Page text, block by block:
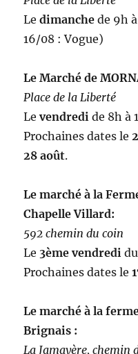
Le dimanchede 9h
16/08 : Vogue)
Le Marché de
Place de la Liberté
Le vendredide 8h à
Prochaines dates le
28 août.
Le marché à la
Chapelle Villard:
592 chemin du coin
Le 3ème vendredi
Prochaines dates le
Le marché à la
Brignais :
La Jamayère, chemin